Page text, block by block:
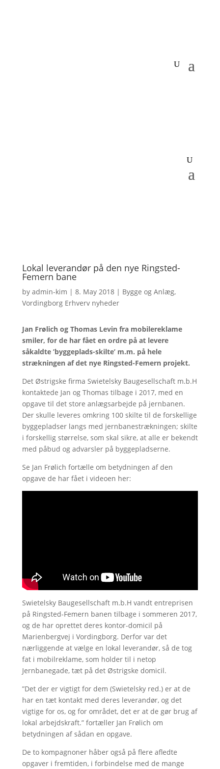
Lokal leverandør på den nye Ringsted-
Femern bane
by admin-kim | 8. May 2018| Bygge og Anlæg,
Vordingborg Erhverv nyheder
Jan Frølich og Thomas Levin fra mobilereklame
smiler, for de har fået en ordre på at levere
såkaldte ’byggeplads-skilte’ m.m. på hele
strækningen af det nye Ringsted-Femern projekt.
Det Østrigske firma Swietelsky Baugesellschaft m.b.H
kontaktede Jan og Thomas tilbage i 2017, med en
opgave til det store anlægsarbejde på jernbanen.
Der skulle leveres omkring 100 skilte til de forskellige
byggepladser langs med jernbanestrækningen; skilte
i forskellig størrelse, som skal sikre, at alle er bekendt
med påbud og advarsler på byggepladserne.
Se Jan Frølich fortælle om betydningen af den
opgave de har fået i videoen her:
Swietelsky Baugesellschaft m.b.H vandt entreprisen
på Ringsted-Femern banen tilbage i sommeren 2017,
og de har oprettet deres kontor-domicil på
Marienbergvej i Vordingborg. Derfor var det
nærliggende at vælge en lokal leverandør, så de tog
fat i mobilreklame, som holder til i netop
Jernbanegade, tæt på det Østrigske domicil.
”Det der er vigtigt for dem (Swietelsky red.) er at de
har en tæt kontakt med deres leverandør, og det
vigtige for os, og for området, det er at de gør brug af
lokal arbejdskraft.” fortæller Jan Frølich om
betydningen af sådan en opgave.
De to kompagnoner håber også på flere afledte
opgaver i fremtiden, i forbindelse med de mange